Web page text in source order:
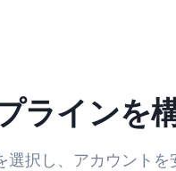
ラインを
選択し、アカウント